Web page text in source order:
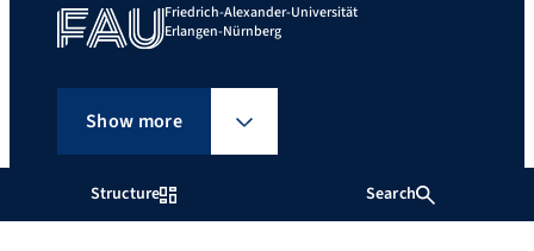
Structure Search
Friedrich-Alexander-Universität
Erlangen-Nürnberg
Show more